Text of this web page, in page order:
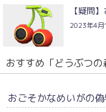
【疑問
2023年4月
おすすめ「どうぶつ
おごそかなめいがの